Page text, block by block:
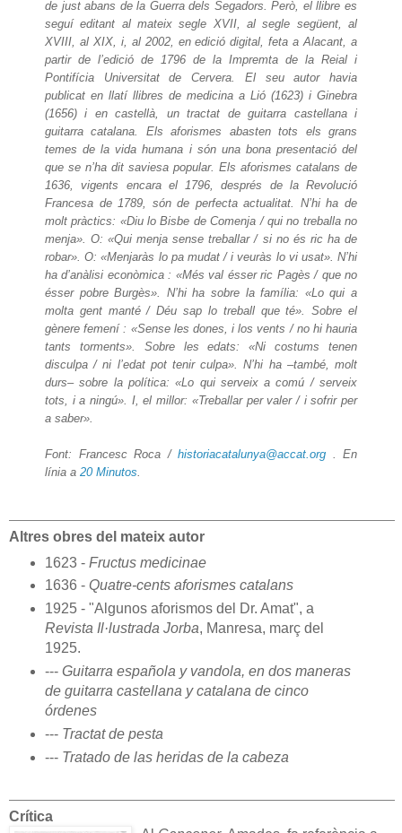
de just abans de la Guerra dels Segadors. Però, el llibre es
seguí editant al mateix segle XVII, al segle següent, al
XVIII, al XIX, i, al 2002, en edició digital, feta a Alacant, a
partir de l’edició de 1796 de la Impremta de la Reial i
Pontifícia Universitat de Cervera. El seu autor havia
publicat en llatí llibres de medicina a Lió (1623) i Ginebra
(1656) i en castellà, un tractat de guitarra castellana i
guitarra catalana. Els aforismes abasten tots els grans
temes de la vida humana i són una bona presentació del
que se n’ha dit saviesa popular. Els aforismes catalans de
1636, vigents encara el 1796, després de la Revolució
Francesa de 1789, són de perfecta actualitat. N’hi ha de
molt pràctics: «Diu lo Bisbe de Comenja / qui no treballa no
menja». O: «Qui menja sense treballar / si no és ric ha de
robar». O: «Menjaràs lo pa mudat / i veuràs lo vi usat». N’hi
ha d’anàlisi econòmica : «Més val ésser ric Pagès / que no
ésser pobre Burgès». N’hi ha sobre la família: «Lo qui a
molta gent manté / Déu sap lo treball que té». Sobre el
gènere femení : «Sense les dones, i los vents / no hi hauria
tants torments». Sobre les edats: «Ni costums tenen
disculpa / ni l’edat pot tenir culpa». N’hi ha –també, molt
durs– sobre la política: «Lo qui serveix a comú / serveix
tots, i a ningú». I, el millor: «Treballar per valer / i sofrir per
a saber».
Font: Francesc Roca / historiacatalunya@accat.org . En
línia a 20 Minutos
Altres obres del mateix autor
1623 - Fructus medicinae
1636 - Quatre-cents aforismes catalans
1925 - "Algunos aforismos del Dr. Amat", a
Revista Il·lustrada Jorba, Manresa, març del
1925.
--- Guitarra española y vandola, en dos maneras
de guitarra castellana y catalana de cinco
órdenes
--- Tractat de pesta
--- Tratado de las heridas de la cabeza
Crítica